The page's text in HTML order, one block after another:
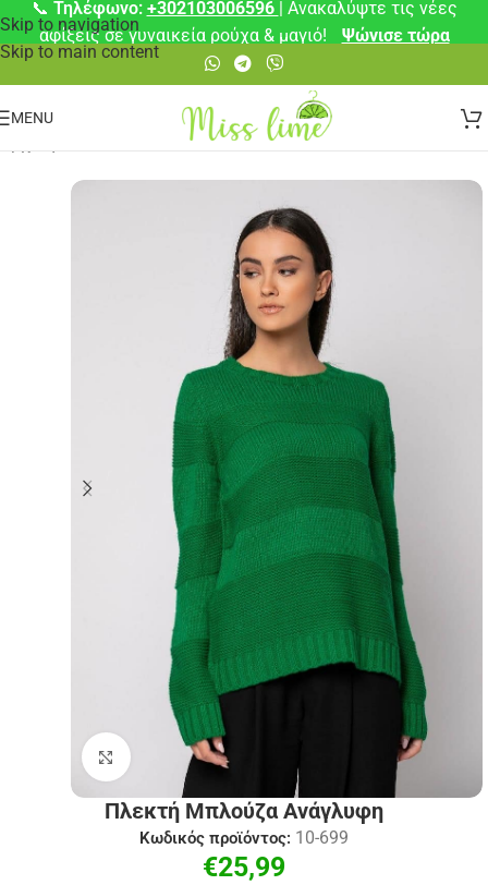
Skip to navigation
Skip to main content
📞 Τηλέφωνο: +302103006596 | Ανακαλύψτε τις νέες
αφίξεις σε γυναικεία ρούχα & μαγιό!
Ψώνισε τώρα
MENU
Click to enlarge
Πλεκτή Μπλούζα Ανάγλυφη
Κωδικός προϊόντος: 10-699
€25,99